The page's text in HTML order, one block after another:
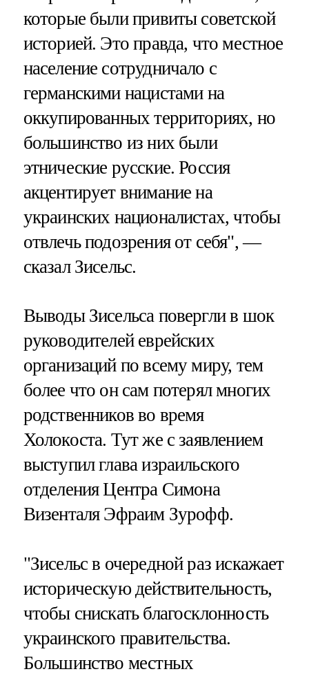
которые были привиты советской
историей. Это правда, что местное
население сотрудничало с
германскими нацистами на
оккупированных территориях, но
большинство из них были
этнические русские. Россия
акцентирует внимание на
украинских националистах, чтобы
отвлечь подозрения от себя", —
сказал Зисельс.
Выводы Зисельса повергли в шок
руководителей еврейских
организаций по всему миру, тем
более что он сам потерял многих
родственников во время
Холокоста. Тут же с заявлением
выступил глава израильского
отделения Центра Симона
Визенталя Эфраим Зурофф.
"Зисельс в очередной раз искажает
историческую действительность,
чтобы снискать благосклонность
украинского правительства.
Большинство местных